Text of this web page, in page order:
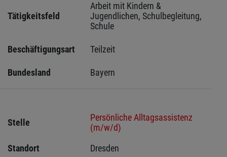
Tätigkeitsfeld
Arbeit mit Kindern &
Jugendlichen, Schulbegleitung,
Schule
Beschäftigungsart Teilzeit
Bundesland Bayern
Stelle
Persönliche Alltagsassistenz
(m/w/d)
Standort
Dresden